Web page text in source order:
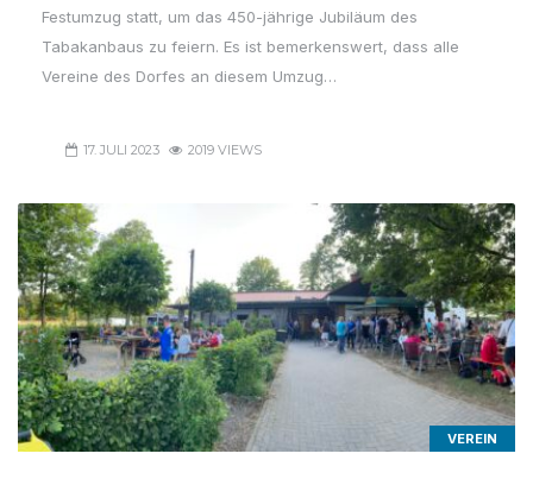
Festumzug statt, um das 450-jährige Jubiläum des
Tabakanbaus zu feiern. Es ist bemerkenswert, dass alle
Vereine des Dorfes an diesem Umzug…
17. JULI 2023 2019 VIEWS
VEREIN